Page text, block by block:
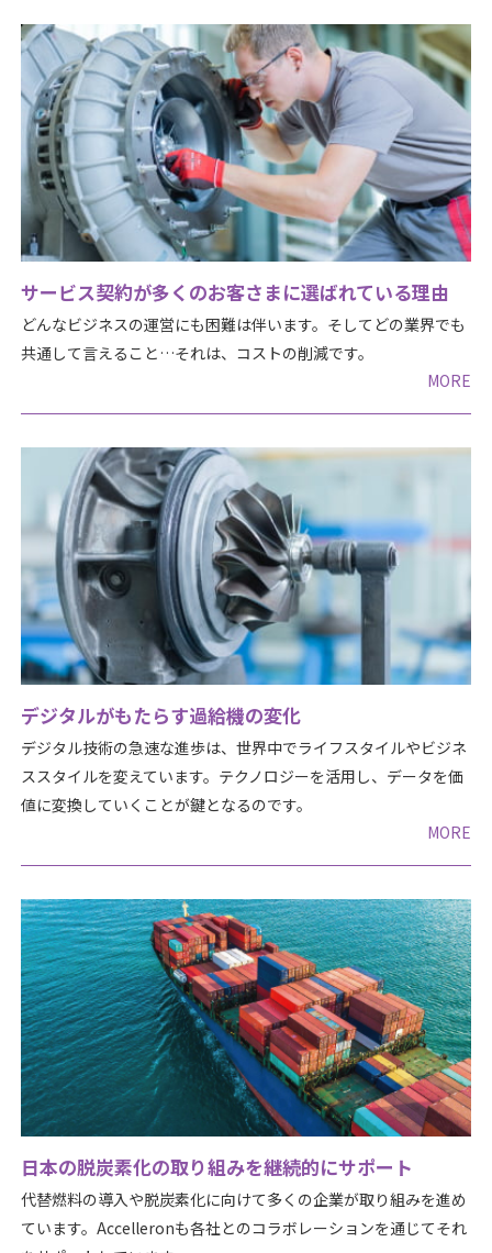
サービス契約が多くのお客さまに選ばれている理由
どんなビジネスの運営にも困難は伴います。そしてどの業界でも
共通して言えること…それは、コストの削減です。
MORE
デジタルがもたらす過給機の変化
デジタル技術の急速な進歩は、世界中でライフスタイルやビジネ
ススタイルを変えています。テクノロジーを活用し、データを価
値に変換していくことが鍵となるのです。
MORE
日本の脱炭素化の取り組みを継続的にサポート
代替燃料の導入や脱炭素化に向けて多くの企業が取り組みを進め
ています。Accelleronも各社とのコラボレーションを通じてそれ